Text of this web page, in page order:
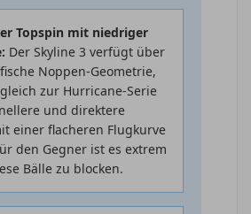
Topspin mit niedriger
Der Skyline 3 verfügt über
Noppen-Geometrie,
zur Hurricane-Serie
und direktere
einer flacheren Flugkurve
den Gegner ist es extrem
Bälle zu blocken.